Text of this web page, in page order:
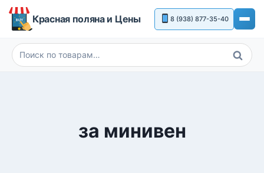
Перейти
Красная поляна и Цены 8 (938) 877-35-40
Искать:
Поиск
за минивен